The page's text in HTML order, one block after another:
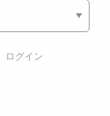
ログイン